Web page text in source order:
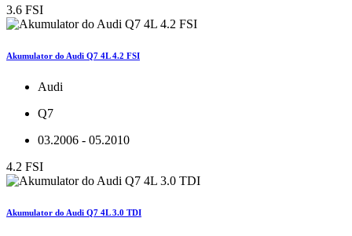
3.6 FSI
Akumulator do Audi Q7 4L 4.2 FSI
Audi
Q7
03.2006 - 05.2010
4.2 FSI
Akumulator do Audi Q7 4L 3.0 TDI